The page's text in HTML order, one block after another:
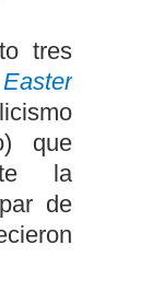
tres
Easter
que
la
de